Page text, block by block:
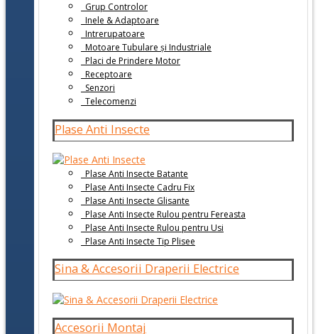
Grup Controlor
Inele & Adaptoare
Intrerupatoare
Motoare Tubulare și Industriale
Placi de Prindere Motor
Receptoare
Senzori
Telecomenzi
Plase Anti Insecte
Plase Anti Insecte Batante
Plase Anti Insecte Cadru Fix
Plase Anti Insecte Glisante
Plase Anti Insecte Rulou pentru Fereasta
Plase Anti Insecte Rulou pentru Usi
Plase Anti Insecte Tip Plisee
Sina & Accesorii Draperii Electrice
Accesorii Montaj